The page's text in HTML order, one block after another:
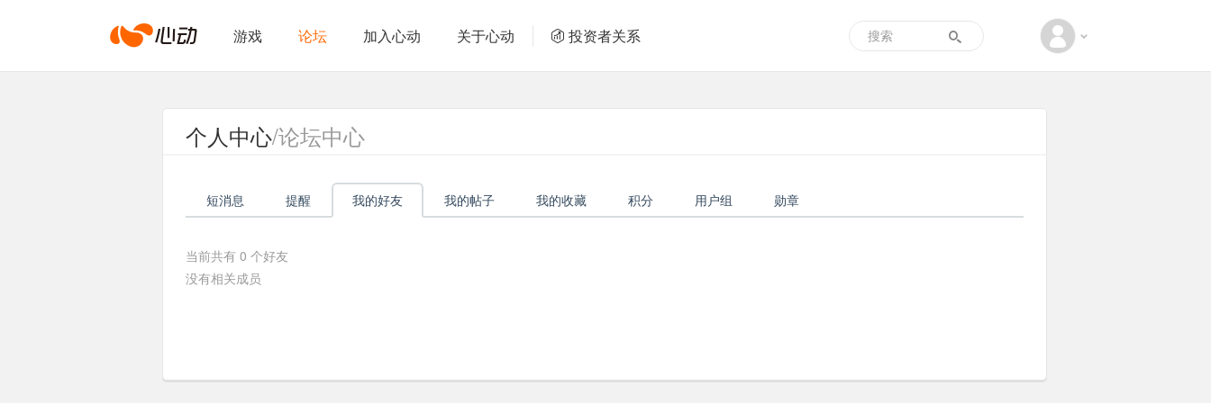
心
动
络
游戏 论坛 加入心动 关于心动 投资者关系
个人中心/论坛中心
短消息 提醒 我的好友 我的帖子 我的收藏 积分 用户组 勋章
当前共有 0 个好友
没有相关成员